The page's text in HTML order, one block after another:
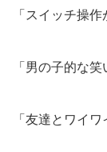
「スイッチ操作
「男の子的な
「友達とワイワ